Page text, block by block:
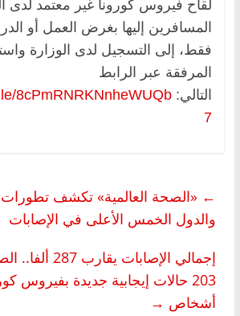
لقاح فيروس كورونا غير معتمد لدى
المسافرين إليها بغرض العمل أو
فقط، إلى التسجيل لدى الوزارة
المرفقة عبر الرابط
التالي: 8cPmRNRKNnheWUQb
7
← «الصحة العالمية» تكشف
والدول الخمس الأعلى في الإصابات
إجمالي الإصابات
أشخاص →